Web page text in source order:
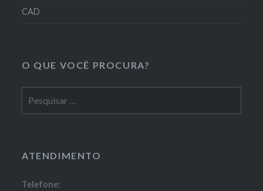
CAD
O QUE VOCÊ PROCURA?
por:
ATENDIMENTO
Telefone: